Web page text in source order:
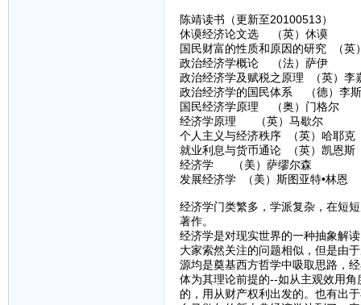
陈靖读书（更新至20100513）
休谟经济论文选 （英）休谟
国民财富的性质和原因的研究 （英
政治经济学概论 （法）萨伊
政治经济学及赋税之原理 （英）李
政治经济学的国民体系 （德）李
国民经济学原理 （奥）门格尔
经济学原理 （英）马歇尔
个人主义与经济秩序 （英）哈耶克
就业利息与货币通论 （英）凯恩斯
经济学 （美）萨缪尔森
发展经济学 （美）斯图亚特•林恩
经济学门类繁多，学派复杂，在短
著作。
经济学是对现实世界的一种抽象解
大家索然关注的问题相似，但是由
源均是奠基西方哲学中吸取思路，
体为其理论前提的--如从主观效用
的，用从财产权利出发的。也有出